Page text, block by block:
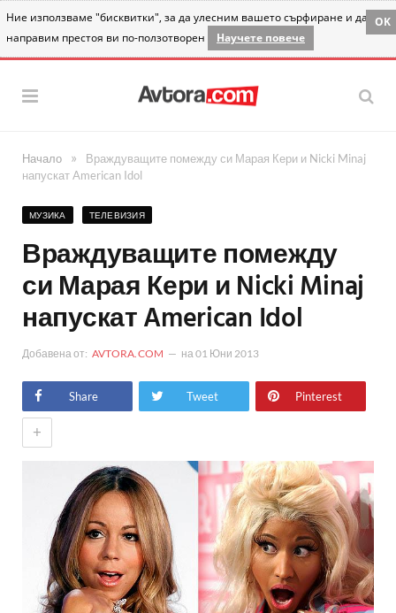
Ние използваме "бисквитки", за да улесним вашето сърфиране и да
направим престоя ви по-ползотворен
Научете повече
OK
Начало »
Враждуващите помежду си Марая Кери и Nicki Minaj
напускат American Idol
МУЗИКА ТЕЛЕВИЗИЯ
Враждуващите помежду
си Марая Кери и Nicki Minaj
напускат American Idol
Добавена от: AVTORA.COM на01 Юни 2013
Share Tweet Pinterest
+